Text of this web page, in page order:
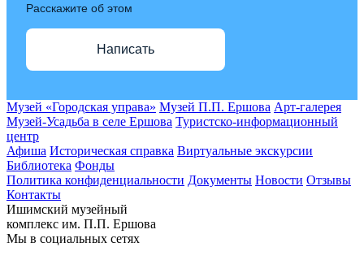
Расскажите об этом
Написать
Музей «Городская управа» Музей П.П. Ершова Арт-галерея
Музей-Усадьба в селе Ершова Туристско-информационный
центр
Афиша Историческая справка Виртуальные экскурсии
Библиотека Фонды
Политика конфиденциальности Документы Новости Отзывы
Контакты
Ишимский музейный
комплекс им. П.П. Ершова
Мы в социальных сетях